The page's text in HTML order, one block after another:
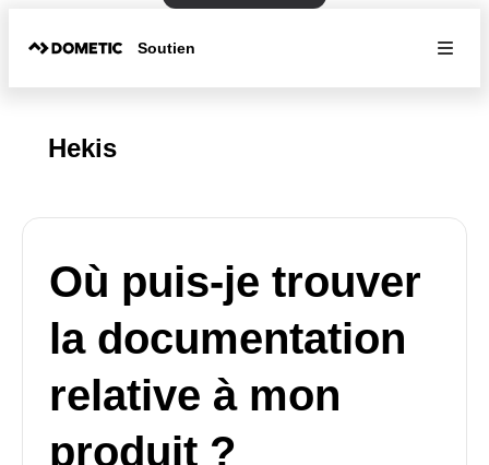
Soutien
Hekis
Où puis-je trouver
la documentation
relative à mon
produit ?